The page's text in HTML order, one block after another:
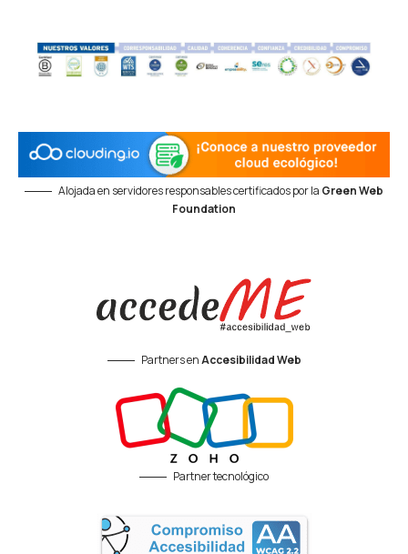
Alojada en servidores responsables certificados por la Green Web
Foundation
Partners enAccesibilidad Web
Partner tecnológico